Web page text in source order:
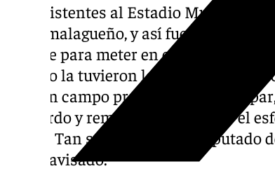
Los asistentes al Estadio Municipal
derbi malagueño, y así fue. Los dos
choque para meter en calor a sus
partido la tuvieron los visitantes, en
robó en campo propio, encaró a su
izquierdo y remató cruzado, pero el
rojillo. Tan sólo se habían disputado
había avisado.